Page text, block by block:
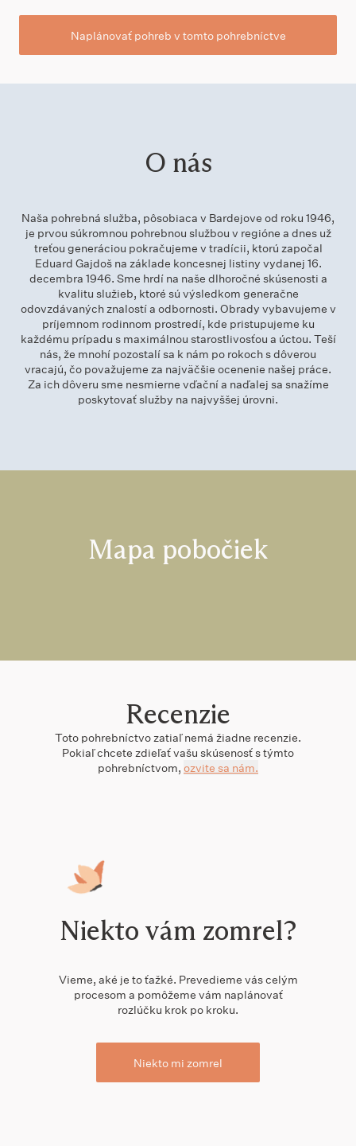
Naplánovať pohreb v tomto pohrebníctve
O nás
Naša pohrebná služba, pôsobiaca v Bardejove od roku 1946,
je prvou súkromnou pohrebnou službou v regióne a dnes už
treťou generáciou pokračujeme v tradícii, ktorú započal
Eduard Gajdoš na základe koncesnej listiny vydanej 16.
decembra 1946. Sme hrdí na naše dlhoročné skúsenosti a
kvalitu služieb, ktoré sú výsledkom generačne
odovzdávaných znalostí a odbornosti. Obrady vybavujeme v
príjemnom rodinnom prostredí, kde pristupujeme ku
každému prípadu s maximálnou starostlivosťou a úctou. Teší
nás, že mnohí pozostalí sa k nám po rokoch s dôverou
vracajú, čo považujeme za najväčšie ocenenie našej práce.
Za ich dôveru sme nesmierne vďační a naďalej sa snažíme
poskytovať služby na najvyššej úrovni.
Mapa pobočiek
Recenzie
Toto pohrebníctvozatiaľ nemá žiadne recenzie.
Pokiaľ chcete zdieľať vašu skúsenosť s týmto
pohrebníctvom, ozvite sa nám.
Niekto vám zomrel?
Vieme, aké je to ťažké. Prevedieme vás celým
procesom a pomôžeme vám naplánovať
rozlúčku krok po kroku.
Niekto mi zomrel